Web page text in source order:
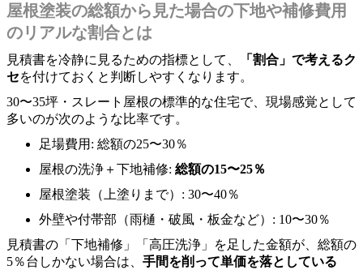
屋根塗装の総額から見た場合の下地や補修費用
のリアルな割合とは
見積書を冷静に見るための指標として、
「割合」で考えるク
セを付けておくと判断しやすくなります。
30〜35坪・スレート屋根の標準的な住宅で、現場感覚として
多いのが次のような比率です。
足場費用: 総額の25〜30％
屋根の洗浄＋下地補修: 総額の15〜25％
屋根塗装（上塗りまで）: 30〜40％
外壁や付帯部（雨樋・破風・板金など）: 10〜30％
見積書の「下地補修」「高圧洗浄」を足した金額が、総額の
5％台しかない場合は、 手間を削って単価を落としている